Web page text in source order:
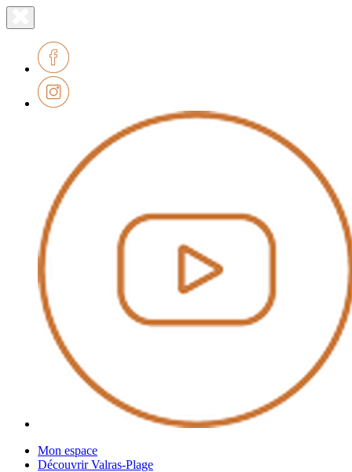
le
Lien
page
accueil
Mon espace
Découvrir Valras-Plage